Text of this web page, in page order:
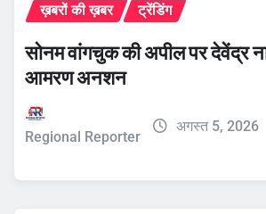
ख़बरों की ख़बर ट्रेंडिंग
सोनम वांगचुक की अपील पर देवेंद्र
आमरण अनशन
Regional Reporter
अगस्त 5, 2026